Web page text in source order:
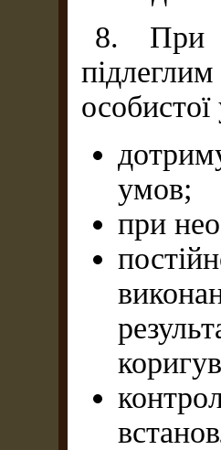
8. При
умов;
при